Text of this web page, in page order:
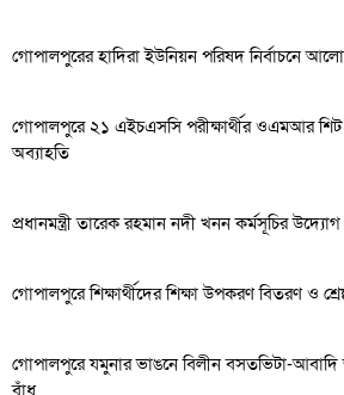
গোপালপুরের হাদিরা ইউনিয়ন পরিষদ নির্বাচনে
গোপালপুরে ২১ এইচএসসি পরীক্ষার্থীর ওএমআর
অব্যাহতি
প্রধানমন্ত্রী তারেক রহমান নদী খনন কর্মসূচির উদ্যোগ
গোপালপুরে শিক্ষার্থীদের শিক্ষা উপকরণ বিতরণ ও
গোপালপুরে যমুনার ভাঙনে বিলীন বসতভিটা-আবাদি
বাঁধ